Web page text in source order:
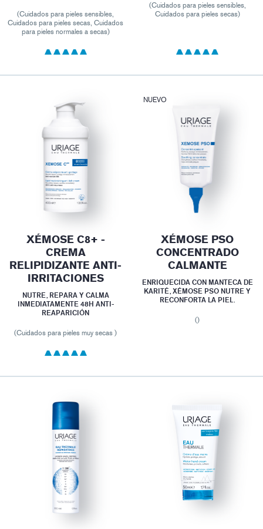
(Cuidados para pieles sensibles,
Cuidados para pieles secas, Cuidados
para pieles normales a secas)
(Cuidados para pieles sensibles,
Cuidados para pieles secas)
XÉMOSE C8+ -
CREMA
RELIPIDIZANTE ANTI-
IRRITACIONES
NUTRE, REPARA Y CALMA
INMEDIATAMENTE 48H ANTI-
REAPARICIÓN
(Cuidados para pieles muy secas )
NUEVO
XÉMOSE PSO
CONCENTRADO
CALMANTE
ENRIQUECIDA CON MANTECA DE
KARITÉ, XÉMOSE PSO NUTRE Y
RECONFORTA LA PIEL.
()